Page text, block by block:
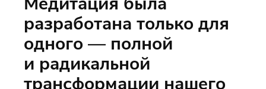
разработана только для
одного — полной
и радикальной
трансформации нашего